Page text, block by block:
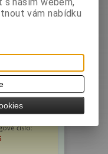
Koupit
(SK)
číslo:
vám nabídku